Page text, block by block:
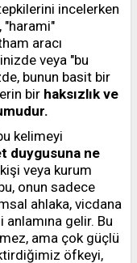
incelerken
"harami"
aracı
veya "bu
bunun basit bir
bir haksızlık ve
kelimeyi
duygusuna ne
veya kurum
onun sadece
ahlaka, vicdana
gelir. Bu
ama çok güçlü
öfkeyi,